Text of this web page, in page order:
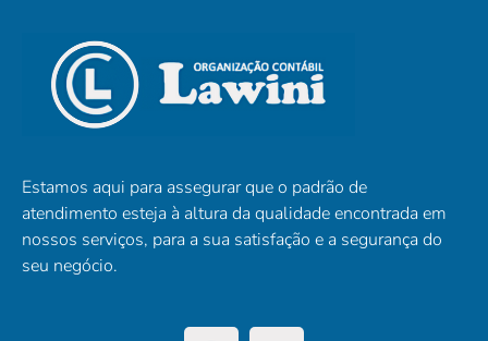
Estamos aqui para assegurar que o padrão de
atendimento esteja à altura da qualidade encontrada em
nossos serviços, para a sua satisfação e a segurança do
seu negócio.